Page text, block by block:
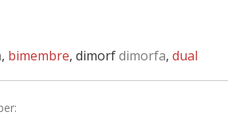
, bimembre, dimorfdimorfa, dual